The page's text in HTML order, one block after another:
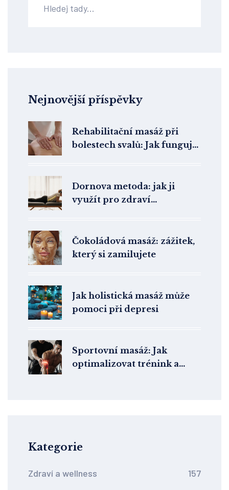
Nejnovější příspěvky
Rehabilitační masáž při
bolestech svalů: Jak funguje,
Dornova metoda: jak ji
využít pro zdraví
Čokoládová masáž: zážitek,
který si zamilujete
Jak holistická masáž může
pomoci při depresi
Sportovní masáž: Jak
optimalizovat trénink a
Kategorie
Zdraví a wellness 157